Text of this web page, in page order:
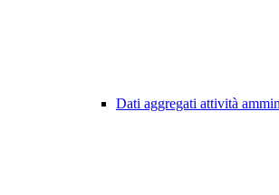
Dati aggregati attività